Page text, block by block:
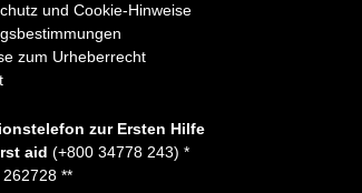
und Cookie-Hinweise
zum Urheberrecht
zur Ersten Hilfe
aid (+800 34778 243) *
**